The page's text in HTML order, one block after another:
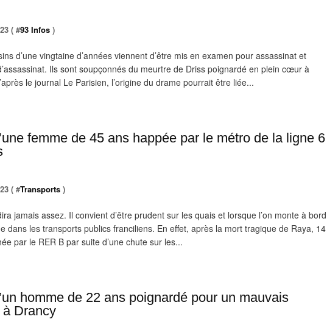
( #93 Infos )
d’une vingtaine d’années viennent d’être mis en examen pour assassinat et
Ils sont soupçonnés du meurtre de Driss poignardé en plein cœur à
le journal Le Parisien, l’origine du drame pourrait être liée...
femme de 45 ans happée par le métro de la ligne 6
( #Transports )
jamais assez. Il convient d’être prudent sur les quais et lorsque l’on monte à bord
dans les transports publics franciliens. En effet, après la mort tragique de Raya, 14
par le RER B par suite d’une chute sur les...
homme de 22 ans poignardé pour un mauvais
à Drancy